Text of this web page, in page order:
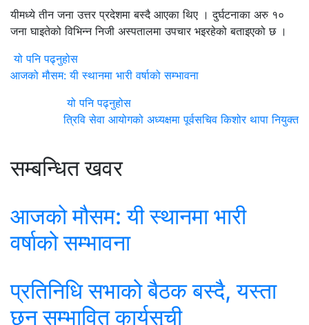
यीमध्ये तीन जना उत्तर प्रदेशमा बस्दै आएका थिए । दुर्घटनाका अरु १०
जना घाइतेको विभिन्न निजी अस्पतालमा उपचार भइरहेको बताइएको छ ।
यो पनि पढ्नुहोस
आजको मौसम: यी स्थानमा भारी वर्षाको सम्भावना
यो पनि पढ्नुहोस
त्रिवि सेवा आयोगको अध्यक्षमा पूर्वसचिव किशोर थापा नियुक्त
सम्बन्धित खवर
आजको मौसम: यी स्थानमा भारी
वर्षाको सम्भावना
प्रतिनिधि सभाको बैठक बस्दै, यस्ता
छन् सम्भावित कार्यसूची